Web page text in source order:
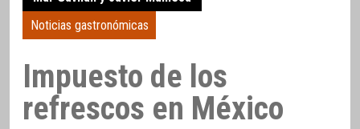
Noticias gastronómicas
Impuesto de los
refrescos en México